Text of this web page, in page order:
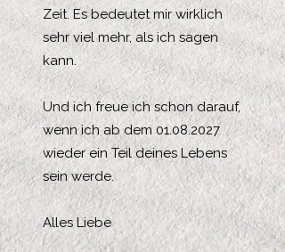
Zeit. Es bedeutet mir wirklich
sehr viel mehr, als ich sagen
kann.
Und ich freue ich schon darauf,
wenn ich ab dem 01.08.2027
wieder ein Teil deines Lebens
sein werde.
Alles Liebe